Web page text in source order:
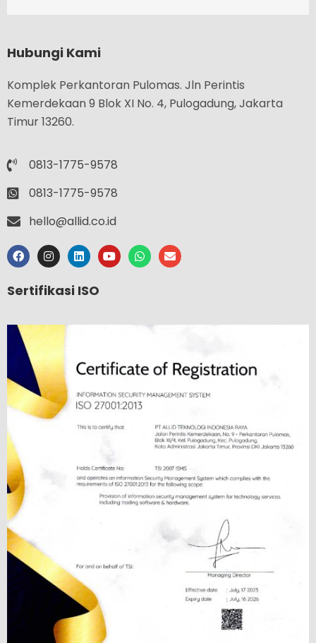
Hubungi Kami
Komplek Perkantoran Pulomas. Jln Perintis
Kemerdekaan 9 Blok XI No. 4, Pulogadung, Jakarta
Timur 13260.
0813-1775-9578
0813-1775-9578
hello@allid.co.id
Sertifikasi ISO